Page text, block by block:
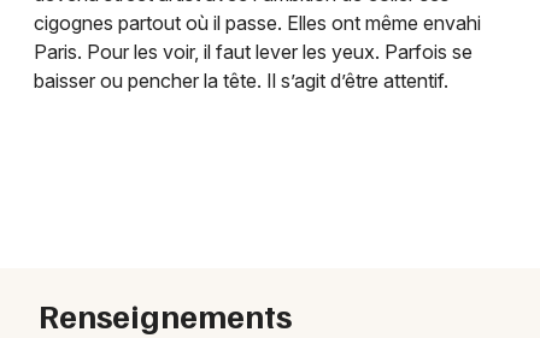
cigognes partout où il passe. Elles ont même envahi
Paris. Pour les voir, il faut lever les yeux. Parfois se
baisser ou pencher la tête. Il s’agit d’être attentif.
Renseignements